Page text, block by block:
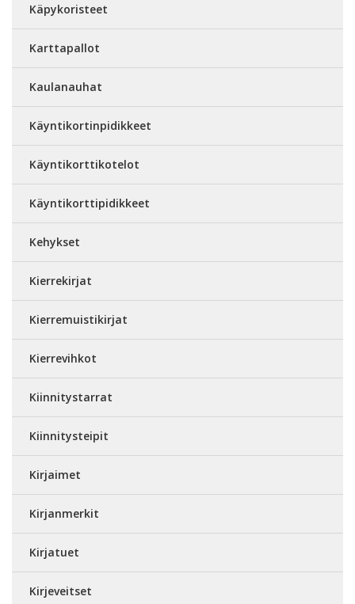
Käpykoristeet
Karttapallot
Kaulanauhat
Käyntikortinpidikkeet
Käyntikorttikotelot
Käyntikorttipidikkeet
Kehykset
Kierrekirjat
Kierremuistikirjat
Kierrevihkot
Kiinnitystarrat
Kiinnitysteipit
Kirjaimet
Kirjanmerkit
Kirjatuet
Kirjeveitset